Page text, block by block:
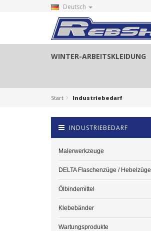
Deutsch
WINTER-ARBEITSKLEIDUNG
Start Industriebedarf
INDUSTRIEBEDARF
Malerwerkzeuge
DELTA Flaschenzüge / Hebelzüge
Ölbindemittel
Klebebänder
Wartungsprodukte